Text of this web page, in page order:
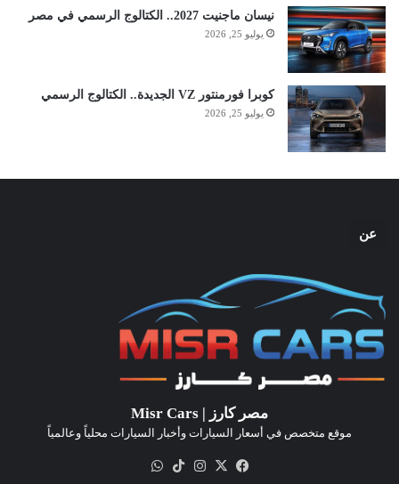
نيسان ماجنيت 2027.. الكتالوج الرسمي في مصر
يوليو 25, 2026
كوبرا فورمنتور VZ الجديدة.. الكتالوج الرسمي
يوليو 25, 2026
عن
مصر كارز | Misr Cars
موقع متخصص في أسعار السيارات وأخبار السيارات محلياً وعالمياً
فيسبوك
‫X انستقرام‫TikTok